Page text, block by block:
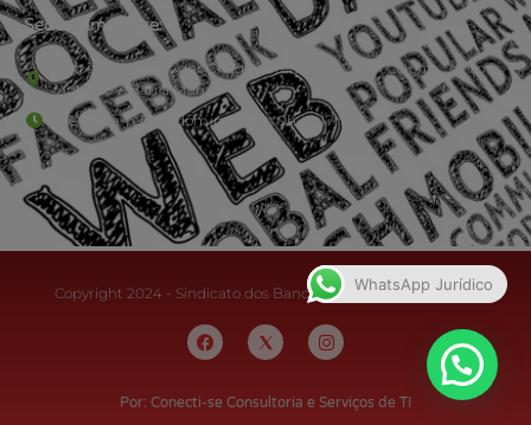
Sede Campestre:
Estrada Governador Chagas Freitas – 3.780 – Colônia Santo
Antônio – Barra Mansa
De terça-feira a domingo, das 9h às 17h
Copyright 2024 - Sindicato dos Bancários do Sul Fluminense
Por: Conecti-se Consultoria e Serviços de TI
WhatsApp Jurídico